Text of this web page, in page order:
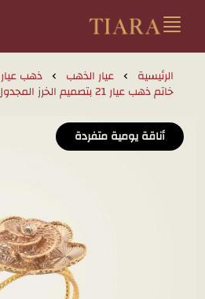
تيارا للذهب والمجوهرات
الرئيسية عيار الذهب ذهب عيار ٢١
خاتم ذهب عيار 21 بتصميم الخرز المجدول
أناقة يومية متفردة